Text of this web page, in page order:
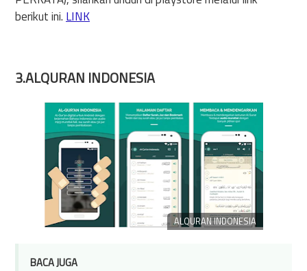
berikut ini. LINK
3.ALQURAN INDONESIA
ALQURAN INDONESIA
BACA JUGA